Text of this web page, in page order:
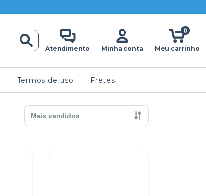
Atendimento Minha conta Meu carrinho
0
Termos de uso Fretes